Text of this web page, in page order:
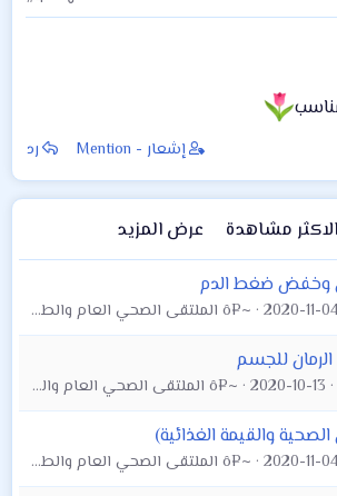
إشعار - Mention رد
الاكثر مشاهدة
عرض المزيد
وخفض ضغط الدم
2020-11- ~¤ô الملتقى الصحي العام والطب البديل ô¤~
للجسم
2020-10-13 ~¤ô الملتقى الصحي العام والطب البديل ô¤~
الصحية والقيمة الغذائية)
2020-11- ~¤ô الملتقى الصحي العام والطب البديل ô¤~